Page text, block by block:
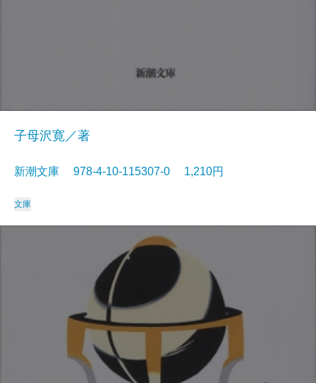
子母沢寛／著
新潮文庫 978-4-10-115307-0 1,210円
文庫